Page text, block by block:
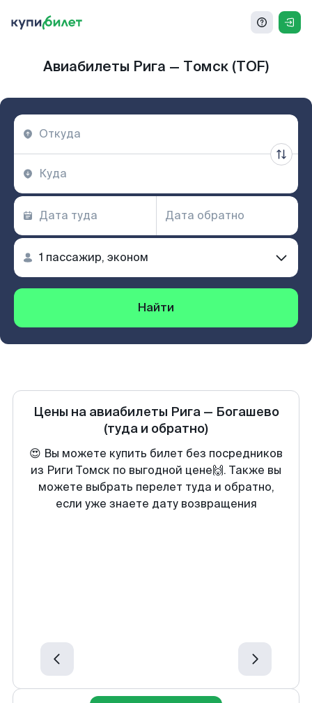
Авиабилеты Рига — Томск (TOF)
Найти
Цены на авиабилеты Рига— Богашево
(туда и обратно)
😍 Вы можете купить билет без посредников
из Риги Томск по выгодной цене🙌. Также вы
можете выбрать перелет туда и обратно,
если уже знаете дату возвращения